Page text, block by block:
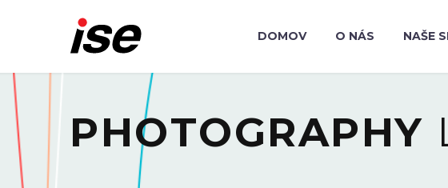
DOMOV O NÁS NAŠE
PHOTOGRAPHY